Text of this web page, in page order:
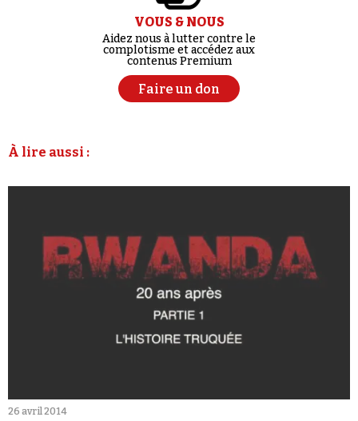
VOUS & NOUS
Aidez nous à lutter contre le
complotisme et accédez aux
contenus Premium
Faire un don
À lire aussi :
26 avril 2014